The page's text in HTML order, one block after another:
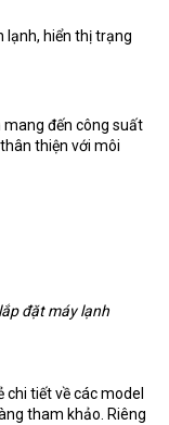
lạnh, hiển thị trạng
mang đến công suất
thiện với môi
đặt máy lạnh
chi tiết về các model
tham khảo. Riêng